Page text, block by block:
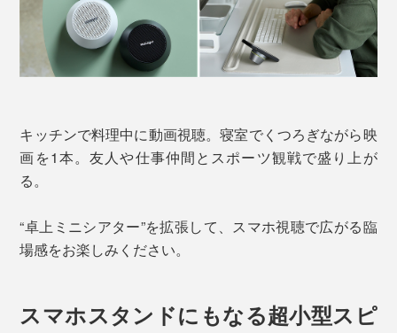
キッチンで料理中に動画視聴。寝室でくつろぎながら映
画を1本。友人や仕事仲間とスポーツ観戦で盛り上が
る。
“卓上ミニシアター”を拡張して、スマホ視聴で広がる臨
場感をお楽しみください。
スマホスタンドにもなる超小型スピ